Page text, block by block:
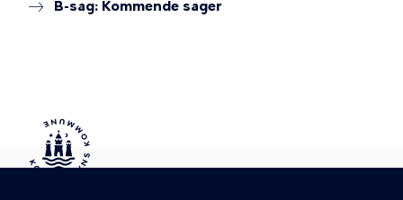
B-sag: Kommende sager